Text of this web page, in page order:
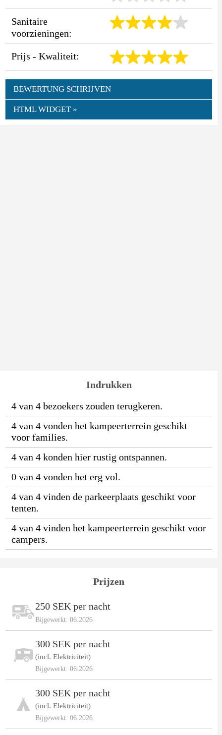
Sanitaire
voorzieningen:
Prijs - Kwaliteit:
BEWERTUNG SCHRIJVEN
HTML WIDGET »
Indrukken
4 van 4 bezoekers zouden terugkeren.
4 van 4 vonden het kampeerterrein geschikt
voor families.
4 van 4 konden hier rustig ontspannen.
0 van 4 vonden het erg vol.
4 van 4 vinden de parkeerplaats geschikt voor
tenten.
4 van 4 vinden het kampeerterrein geschikt voor
campers.
Prijzen
250 SEK per nacht
Bijgewerkt: 06.2026
300 SEK per nacht
(incl. Elektriciteit)
Bijgewerkt: 06.2026
300 SEK per nacht
(incl. Elektriciteit)
Bijgewerkt: 06.2026